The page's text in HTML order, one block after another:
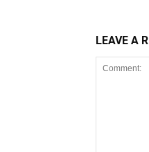
LEAVE A